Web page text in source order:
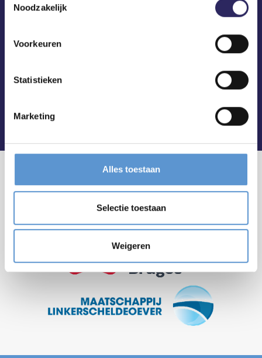
Noodzakelijk
Voorkeuren
Statistieken
Marketing
Alles toestaan
Selectie toestaan
Weigeren